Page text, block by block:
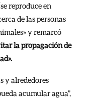
reproduce en
de las personas
y remarcó
la propagación de
y alrededores
acumular agua”,